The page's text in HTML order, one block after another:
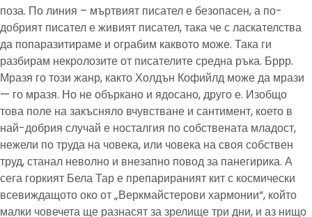
поза. По линия – мъртвият писател е безопасен, а по-
добрият писател е живият писател, така че с ласкателства
да попаразитираме и ограбим каквото може. Така ги
разбирам некролозите от писателите средна ръка. Бррр.
Мразя го този жанр, както Холдън Кофийлд може да мрази
— го мразя. Но не объркано и ядосано, друго е. Изобщо
това поле на закъсняло вчувстване и сантимент, което в
най-добрия случай е носталгия по собствената младост,
нежели по труда на човека, или човека на своя собствен
труд, станал неволно и внезапно повод за панегирика. А
сега горкият Бела Тар е препарираният кит с космически
всевиждащото око от „Веркмайстерови хармонии“, който
малки човечета ще разнасят за зрелище три дни, и аз нищо